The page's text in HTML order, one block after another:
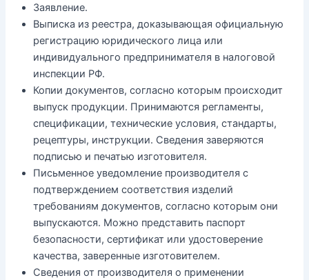
Заявление.
Выписка из реестра, доказывающая официальную
регистрацию юридического лица или
индивидуального предпринимателя в налоговой
инспекции РФ.
Копии документов, согласно которым происходит
выпуск продукции. Принимаются регламенты,
спецификации, технические условия, стандарты,
рецептуры, инструкции. Сведения заверяются
подписью и печатью изготовителя.
Письменное уведомление производителя с
подтверждением соответствия изделий
требованиям документов, согласно которым они
выпускаются. Можно представить паспорт
безопасности, сертификат или удостоверение
качества, заверенные изготовителем.
Сведения от производителя о применении